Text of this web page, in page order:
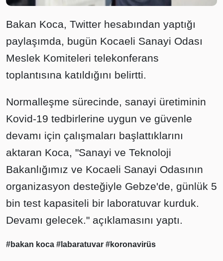
Bakan Koca, Twitter hesabından yaptığı
paylaşımda, bugün Kocaeli Sanayi Odası
Meslek Komiteleri telekonferans
toplantısına katıldığını belirtti.
Normalleşme sürecinde, sanayi üretiminin
Kovid-19 tedbirlerine uygun ve güvenle
devamı için çalışmaları başlattıklarını
aktaran Koca, "Sanayi ve Teknoloji
Bakanlığımız ve Kocaeli Sanayi Odasının
organizasyon desteğiyle Gebze'de, günlük 5
bin test kapasiteli bir laboratuvar kurduk.
Devamı gelecek." açıklamasını yaptı.
#bakan koca #labaratuvar #koronavirüs